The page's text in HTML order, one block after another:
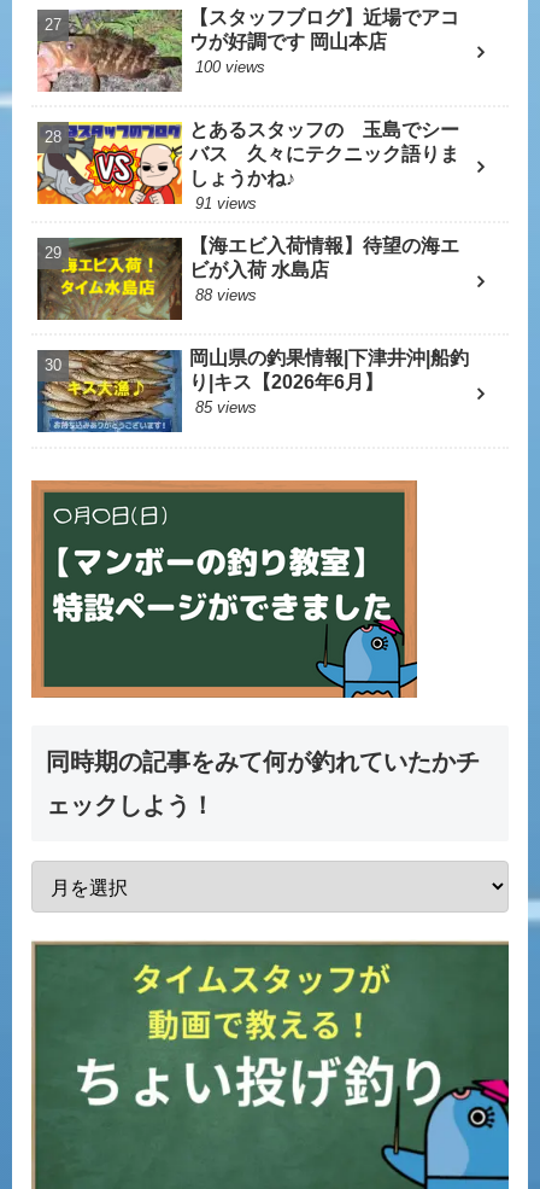
【スタッフブログ】近場でアコ
ウが好調です 岡山本店
100 views
とあるスタッフの 玉島でシー
バス 久々にテクニック語りま
しょうかね♪
91 views
【海エビ入荷情報】待望の海エ
ビが入荷 水島店
88 views
岡山県の釣果情報|下津井沖|船釣
り|キス【2026年6月】
85 views
同時期の記事をみて何が釣れていたかチ
ェックしよう！